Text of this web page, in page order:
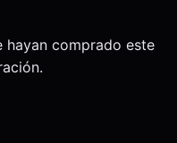
hayan comprado este